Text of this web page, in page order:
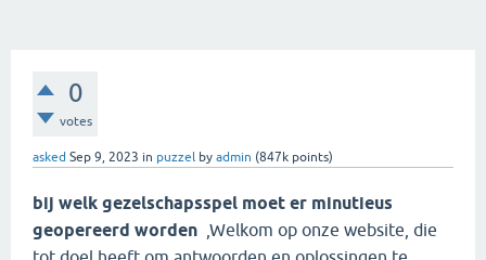
0
votes
asked Sep 9, 2023 in puzzel by admin (847k points)
bij welk gezelschapsspel moet er minutieus
geopereerd worden ,Welkom op onze website, die